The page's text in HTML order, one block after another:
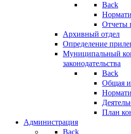
Back
Отчеты
Архивный отдел
Определение
Муниципальный
законодательства
Back
Общая
План
Администрация
Back